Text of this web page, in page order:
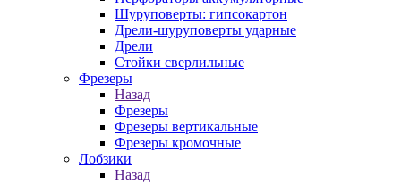
Шуруповерты: гипсокартон
Дрели-шуруповерты ударные
Дрели
Стойки сверлильные
Фрезеры
Назад
Фрезеры
Фрезеры вертикальные
Фрезеры кромочные
Лобзики
Назад